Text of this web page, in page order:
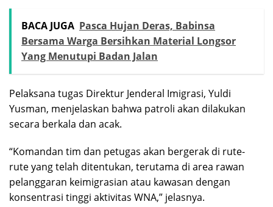
BACA JUGA Pasca Hujan Deras, Babinsa
Bersama Warga Bersihkan Material Longsor
Yang Menutupi Badan Jalan
Pelaksana tugas Direktur Jenderal Imigrasi, Yuldi
Yusman, menjelaskan bahwa patroli akan dilakukan
secara berkala dan acak.
“Komandan tim dan petugas akan bergerak di rute-
rute yang telah ditentukan, terutama di area rawan
pelanggaran keimigrasian atau kawasan dengan
konsentrasi tinggi aktivitas WNA,” jelasnya.